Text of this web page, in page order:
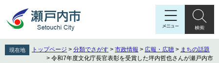
先
頭
を
飛
現在地 トップページ > 分類でさがす > 市政情報 > 広報・広聴 > まちの話題
> 令和7年度文化庁長官表彰を受賞した坪内哲也さんが瀬戸内市